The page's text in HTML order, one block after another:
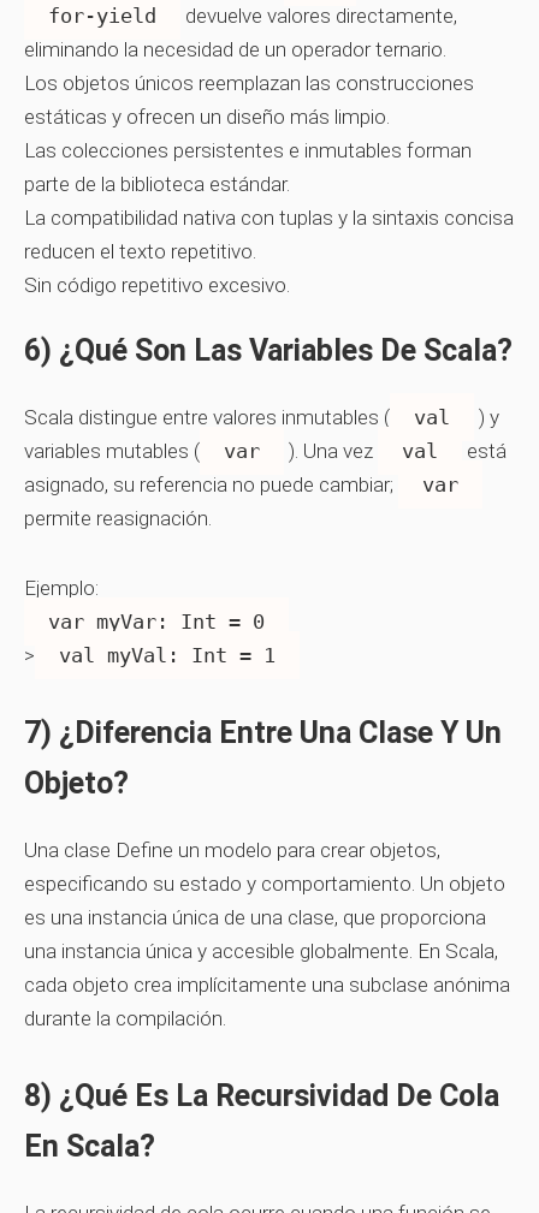
for‑yield
devuelve valores directamente,
eliminando la necesidad de un operador ternario.
Los objetos únicos reemplazan las construcciones
estáticas y ofrecen un diseño más limpio.
Las colecciones persistentes e inmutables forman
parte de la biblioteca estándar.
La compatibilidad nativa con tuplas y la sintaxis concisa
reducen el texto repetitivo.
Sin código repetitivo excesivo.
6) ¿Qué Son Las Variables De Scala?
Scala distingue entre valores inmutables ( val
) y
variables mutables (
var ). Una vez val
está
asignado, su referencia no puede cambiar;
var
permite reasignación.
Ejemplo:
var myVar: Int = 0
>
val myVal: Int = 1
7) ¿Diferencia Entre Una Clase Y Un
Objeto?
Una clase Define un modelo para crear objetos,
especificando su estado y comportamiento. Un objeto
es una instancia única de una clase, que proporciona
una instancia única y accesible globalmente. En Scala,
cada objeto crea implícitamente una subclase anónima
durante la compilación.
8) ¿Qué Es La Recursividad De Cola
En Scala?